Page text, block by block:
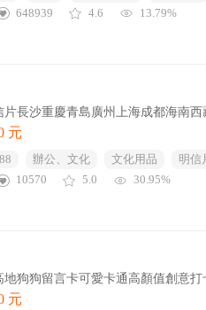
648939
4.6 13.79%
片長沙重慶青島廣州上海成都海南
元
辦公、文化 文化用品 明信
10570
5.0 30.95%
地狗狗留言卡可愛卡通高顏值創意
元